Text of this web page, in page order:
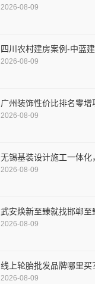
2026-08-09
四川农村建房案例-中蓝
2026-08-09
广州装饰性价比排名零增
2026-08-09
无锡基装设计施工一体化
2026-08-09
武安焕新至臻就找邯郸至
2026-08-09
线上轮胎批发品牌哪里买
2026-08-09